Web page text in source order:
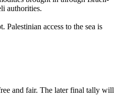
authorities.
access to the sea is
and fair. The later final tally will